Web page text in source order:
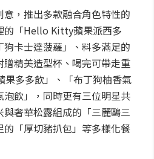
，推出多款融合角色特性的
的「Hello Kitty蘋果派西多
卡士達菠蘿」、料多滿足的
贈精美造型杯、喝完可帶走重
多多飲」、「布丁狗柚香氣
飲」，同時更有三位明星共
奢華松露組成的「三麗鷗三
「厚切豬扒包」等多樣化餐